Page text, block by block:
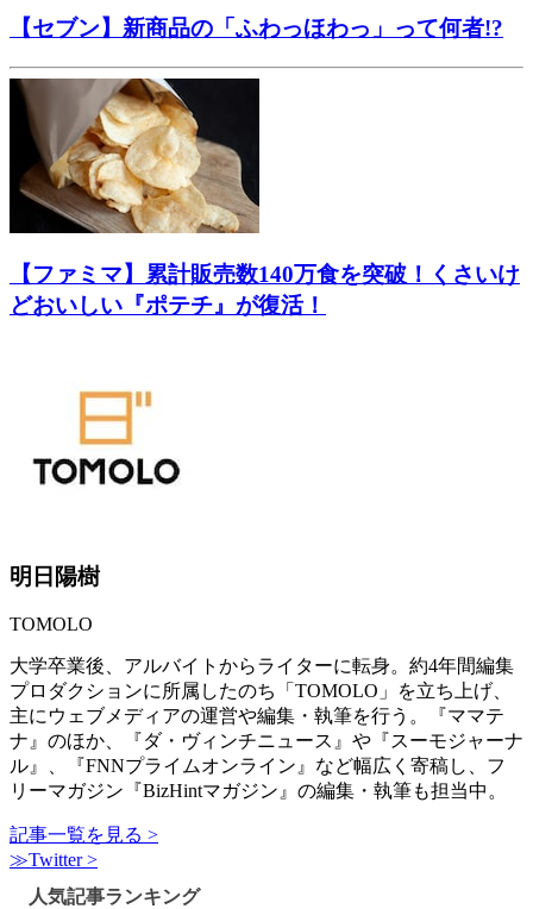
【セブン】新商品の「ふわっほわっ」って何者!?
【ファミマ】累計販売数140万食を突破！くさいけ
どおいしい『ポテチ』が復活！
明日陽樹
TOMOLO
大学卒業後、アルバイトからライターに転身。約4年間編集
プロダクションに所属したのち「TOMOLO」を立ち上げ、
主にウェブメディアの運営や編集・執筆を行う。『ママテ
ナ』のほか、『ダ・ヴィンチニュース』や『スーモジャーナ
ル』、『FNNプライムオンライン』など幅広く寄稿し、フ
リーマガジン『BizHintマガジン』の編集・執筆も担当中。
記事一覧を見る >
≫Twitter >
人気記事ランキング